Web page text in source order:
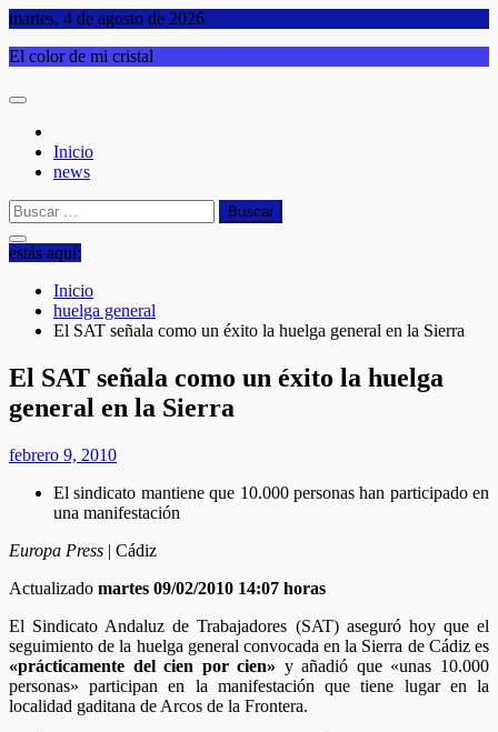
Saltar
contenido
martes, 4 de agosto de 2026
El color de mi cristal
Inicio
news
Buscar:
estás aquí:
Inicio
huelga general
El SAT señala como un éxito la huelga general en la Sierra
El SAT señala como un éxito la huelga
general en la Sierra
febrero 9, 2010
El sindicato mantiene que 10.000 personas han participado en
una manifestación
Europa Press | Cádiz
Actualizado martes 09/02/2010 14:07 horas
El Sindicato Andaluz de Trabajadores (SAT) aseguró hoy que el
seguimiento de la huelga general convocada en la Sierra de Cádiz es
«prácticamente del cien por cien» y añadió que «unas 10.000
personas» participan en la manifestación que tiene lugar en la
localidad gaditana de Arcos de la Frontera.